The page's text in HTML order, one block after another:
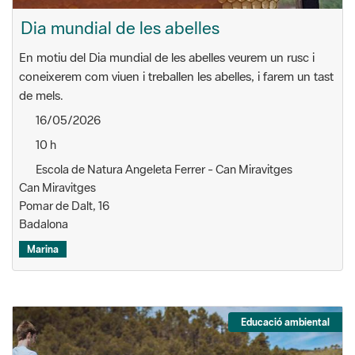
Dia mundial de les abelles
En motiu del Dia mundial de les abelles veurem un rusc i
coneixerem com viuen i treballen les abelles, i farem un tast
de mels.
16/05/2026
10 h
Escola de Natura Angeleta Ferrer - Can Miravitges
Can Miravitges
Pomar de Dalt, 16
Badalona
Marina
Educació ambiental